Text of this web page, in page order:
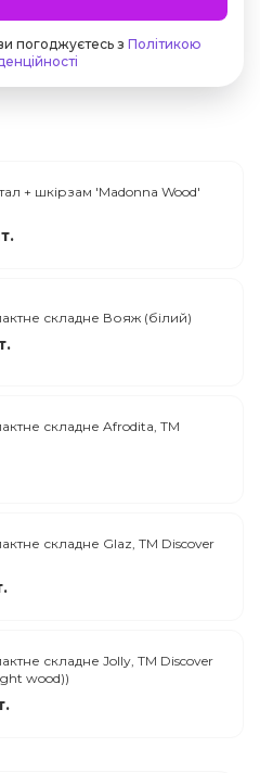
погоджуєтесь з Політикою
+ шкірзам 'Madonna Wood'
складне Вояж (білий)
складне Afrodita, TM
складне Glaz, TM Discover
складне Jolly, TM Discover
wood))